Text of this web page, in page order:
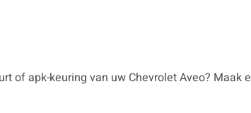
of apk-keuring van uw Chevrolet Aveo? Maak